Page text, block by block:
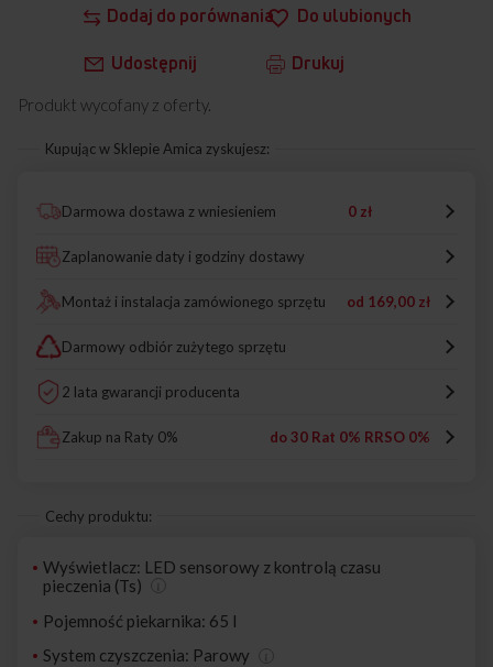
Dodaj do porównania Do ulubionych
Udostępnij Drukuj
Produkt wycofany z oferty.
Kupując w Sklepie Amica zyskujesz:
Darmowa dostawa z wniesieniem 0 zł
Zaplanowanie daty i godziny dostawy
Montaż i instalacja zamówionego sprzętu od 169,00 zł
Darmowy odbiór zużytego sprzętu
2 lata gwarancji producenta
Zakup na Raty 0% do 30 Rat 0% RRSO 0%
Cechy produktu:
Wyświetlacz: LED sensorowy z kontrolą czasu
pieczenia (Ts)
Pojemność piekarnika: 65 l
System czyszczenia: Parowy